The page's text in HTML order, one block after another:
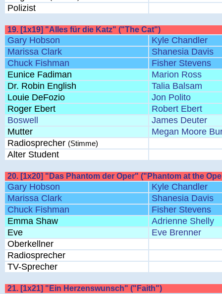
Polizist
19. [1x19] "Alles für die Katz" ("The Cat")
Gary Hobson
Kyle Chandler
Marissa Clark
Shanesia Davis
Chuck Fishman
Fisher Stevens
Eunice Fadiman
Marion Ross
Dr. Robin English
Talia Balsam
Louie DeFozio
Jon Polito
Roger Ebert
Robert Ebert
Boswell
James Deuter
Mutter
Megan Moore
Radiosprecher (Stimme)
Alter Student
20. [1x20] "Das Phantom der Oper" ("Phantom at the
Gary Hobson
Kyle Chandler
Marissa Clark
Shanesia Davis
Chuck Fishman
Fisher Stevens
Emma Shaw
Adrienne Shelly
Eve
Eve Brenner
Oberkellner
Radiosprecher
TV-Sprecher
21. [1x21] "Ein Herzenswunsch" ("Faith")